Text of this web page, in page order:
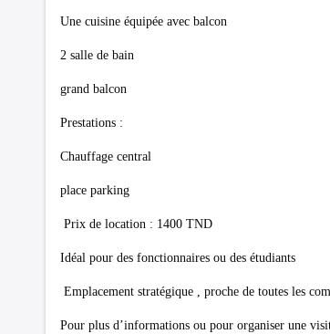
Une cuisine équipée avec balcon
2 salle de bain
grand balcon
Prestations :
Chauffage central
place parking
Prix de location : 1400 TND
Idéal pour des fonctionnaires ou des étudiants
Emplacement stratégique , proche de toutes les
Pour plus d’informations ou pour organiser une